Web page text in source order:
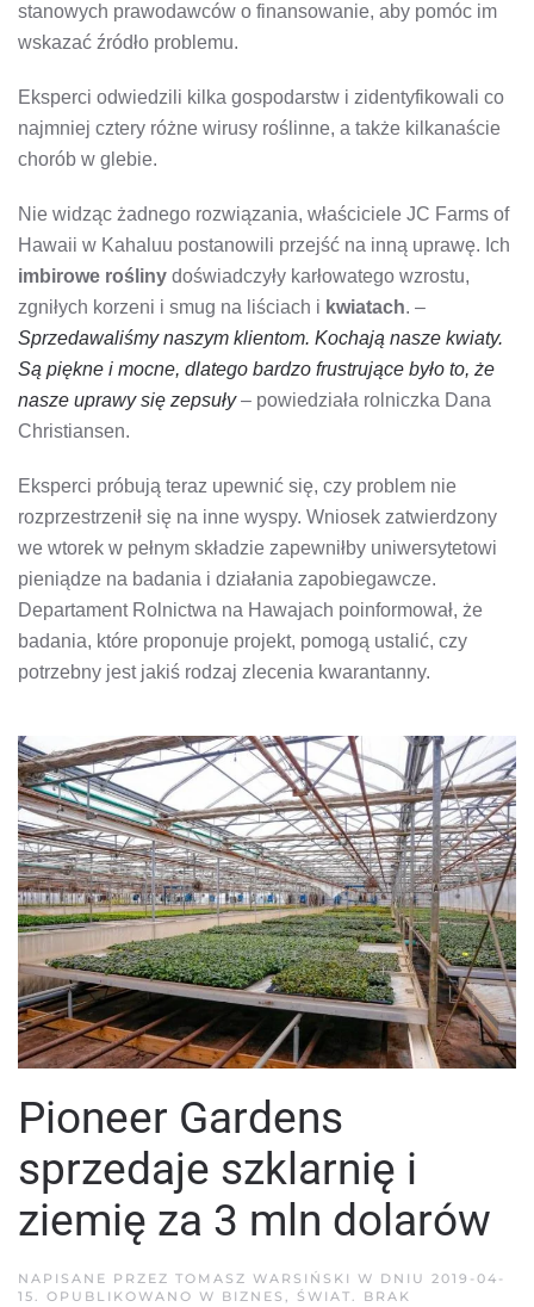
stanowych prawodawców o finansowanie, aby pomóc im
wskazać źródło problemu.
Eksperci odwiedzili kilka gospodarstw i zidentyfikowali co
najmniej cztery różne wirusy roślinne, a także kilkanaście
chorób w glebie.
Nie widząc żadnego rozwiązania, właściciele JC Farms of
Hawaii w Kahaluu postanowili przejść na inną uprawę. Ich
imbirowe rośliny doświadczyły karłowatego wzrostu,
zgniłych korzeni i smug na liściach i kwiatach. –
Sprzedawaliśmy naszym klientom. Kochają nasze kwiaty.
Są piękne i mocne, dlatego bardzo frustrujące było to, że
nasze uprawy się zepsuły– powiedziała rolniczka Dana
Christiansen.
Eksperci próbują teraz upewnić się, czy problem nie
rozprzestrzenił się na inne wyspy. Wniosek zatwierdzony
we wtorek w pełnym składzie zapewniłby uniwersytetowi
pieniądze na badania i działania zapobiegawcze.
Departament Rolnictwa na Hawajach poinformował, że
badania, które proponuje projekt, pomogą ustalić, czy
potrzebny jest jakiś rodzaj zlecenia kwarantanny.
Pioneer Gardens
sprzedaje szklarnię i
ziemię za 3 mln dolarów
NAPISANE PRZEZ TOMASZ WARSIŃSKI W DNIU 2019-04-
15. OPUBLIKOWANO W BIZNES , ŚWIAT. BRAK